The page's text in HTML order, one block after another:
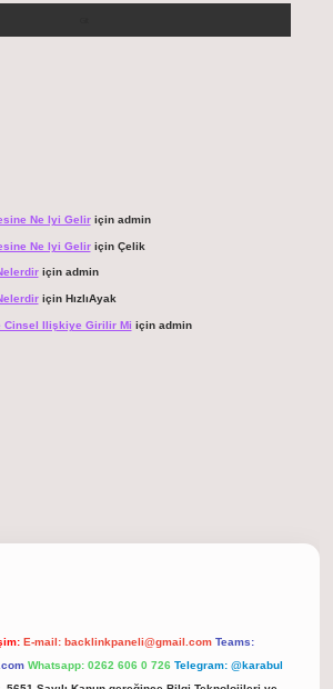
Ne Iyi Geliriçin admin
Ne Iyi Geliriçin Çelik
için admin
için HızlıAyak
Cinsel Ilişkiye Girilir Mi için admin
E-mail: backlinkpaneli@gmail.com Teams:
Whatsapp: 0262 606 0 726 Telegram: @karabul